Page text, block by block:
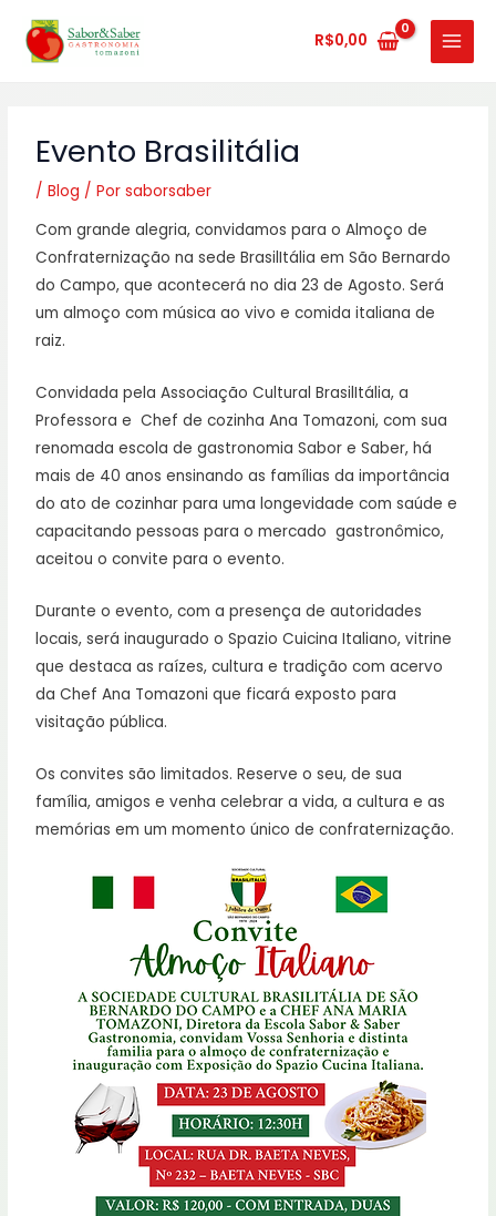
para
R$0,00
MAIN
MENU
Evento Brasilitália
/Blog / Porsaborsaber
Com grande alegria, convidamos para o Almoço de
Confraternização na sede BrasilItália em São Bernardo
do Campo, que acontecerá no dia 23 de Agosto. Será
um almoço com música ao vivo e comida italiana de
raiz.
Convidada pela Associação Cultural BrasilItália, a
Professora e Chef de cozinha Ana Tomazoni, com sua
renomada escola de gastronomia Sabor e Saber, há
mais de 40 anos ensinando as famílias da importância
do ato de cozinhar para uma longevidade com saúde e
capacitando pessoas para o mercado gastronômico,
aceitou o convite para o evento.
Durante o evento, com a presença de autoridades
locais, será inaugurado o Spazio Cuicina Italiano, vitrine
que destaca as raízes, cultura e tradição com acervo
da Chef Ana Tomazoni que ficará exposto para
visitação pública.
Os convites são limitados. Reserve o seu, de sua
família, amigos e venha celebrar a vida, a cultura e as
memórias em um momento único de confraternização.